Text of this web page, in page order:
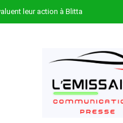
leur action à Blitta